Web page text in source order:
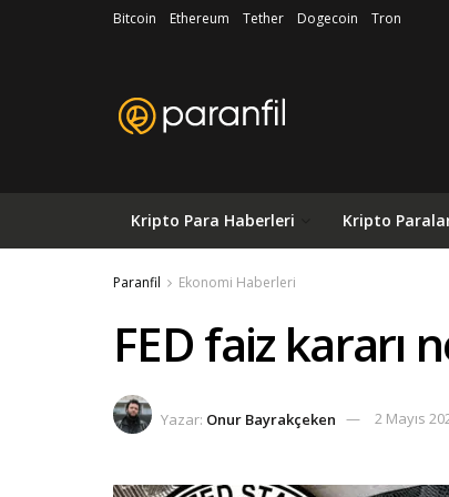
Bitcoin Ethereum Tether Dogecoin Tron
Kripto Para Haberleri Kripto
Paranfil Ekonomi Haberleri
FED faiz kararı
Yazar: Onur Bayrakçeken 2 Mayıs